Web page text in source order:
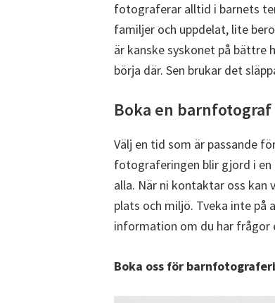
fotograferar alltid i barnets
familjer och uppdelat, lite
är kanske syskonet på bättre
börja där. Sen brukar det
Boka en barnfotograf
Välj en tid som är passande
fotograferingen blir gjord i en
alla. När ni kontaktar oss kan
plats och miljö. Tveka inte
information om du har frågor
Boka oss för